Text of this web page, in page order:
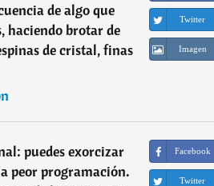
de algo que
haciendo brotar de
de cristal, finas
Twitter
Imagen
puedes exorcizar
peor programación.
Facebook
Twitter